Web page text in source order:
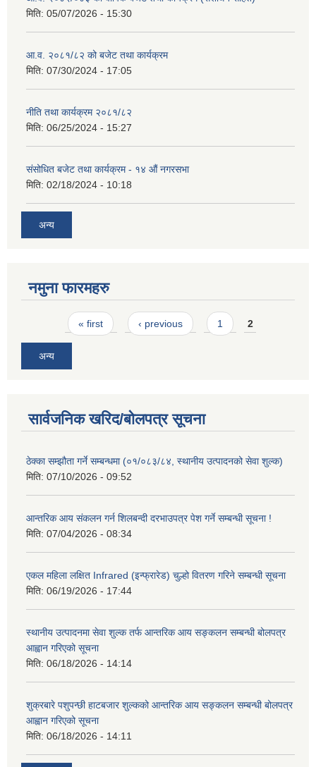
मिति: 05/07/2026 - 15:30
आ.व. २०८१/८२ को बजेट तथा कार्यक्रम
मिति: 07/30/2024 - 17:05
नीति तथा कार्यक्रम २०८१/८२
मिति: 06/25/2024 - 15:27
संसोधित बजेट तथा कार्यक्रम - १४ औं नगरसभा
मिति: 02/18/2024 - 10:18
अन्य
नमुना फारमहरु
Pages« first ‹ previous 1 2
अन्य
सार्वजनिक खरिद/बोलपत्र सूचना
ठेक्का सम्झौता गर्ने सम्बन्धमा (०१/०८३/८४, स्थानीय उत्पादनको सेवा शुल्क)
मिति: 07/10/2026 - 09:52
आन्तरिक आय संकलन गर्न शिलबन्दी दरभाउपत्र पेश गर्ने सम्बन्धी सूचना !
मिति: 07/04/2026 - 08:34
एकल महिला लक्षित Infrared (इन्फ्रारेड) चुल्हो वितरण गरिने सम्बन्धी सूचना
मिति: 06/19/2026 - 17:44
स्थानीय उत्पादनमा सेवा शुल्क तर्फ आन्तरिक आय सङ्कलन सम्बन्धी बोलपत्र
आह्वान गरिएको सूचना
मिति: 06/18/2026 - 14:14
शुक्रबारे पशुपन्छी हाटबजार शुल्कको आन्तरिक आय सङ्कलन सम्बन्धी बोलपत्र
आह्वान गरिएको सूचना
मिति: 06/18/2026 - 14:11